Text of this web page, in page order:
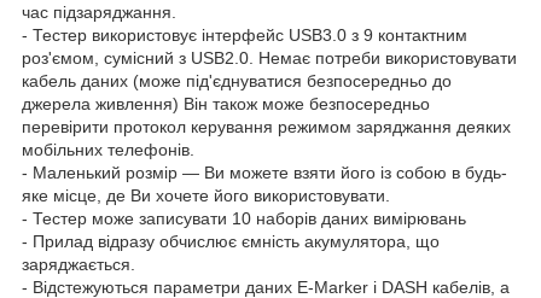
час підзаряджання.
- Тестер використовує інтерфейс USB3.0 з 9 контактним
роз'ємом, сумісний з USB2.0. Немає потреби використовувати
кабель даних (може під'єднуватися безпосередньо до
джерела живлення) Він також може безпосередньо
перевірити протокол керування режимом заряджання деяких
мобільних телефонів.
- Маленький розмір — Ви можете взяти його із собою в будь-
яке місце, де Ви хочете його використовувати.
- Тестер може записувати 10 наборів даних вимірювань
- Прилад відразу обчислює ємність акумулятора, що
заряджається.
- Відстежуються параметри даних E-Marker і DASH кабелів, а